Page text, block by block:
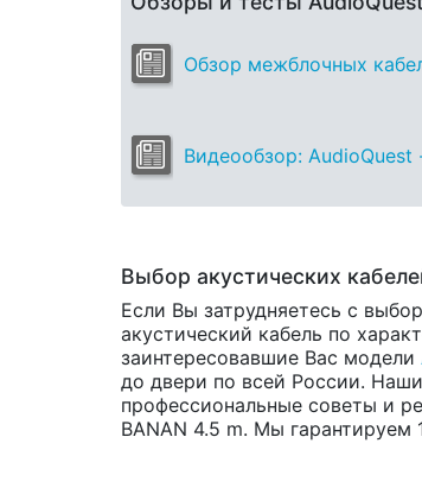
Обзор межблочных
Видеообзор: AudioQuest
Выбор акустических
Если Вы затрудняетесь с
акустический кабель по
заинтересовавшие Вас модели
до двери по всей России.
профессиональные советы и
BANAN 4.5 m. Мы